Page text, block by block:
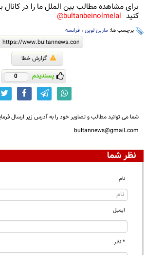
برای مشاهده مطالب بین الملل ما را در کانال
کنید bultanbeinolmelal@
برچسب ها: مارین لوپن ، فرانسه
گزارش خطا
پسندیدم 0
شما می توانید مطالب و تصاویر خود را به آدرس زیر ارسال
bultannews@gmail.com
نظر شما
نام
ایمیل
* نظر